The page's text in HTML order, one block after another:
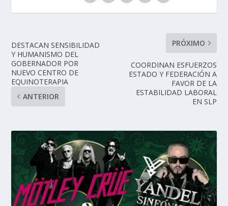
DESTACAN SENSIBILIDAD
Y HUMANISMO DEL
GOBERNADOR POR
NUEVO CENTRO DE
EQUINOTERAPIA
ANTERIOR
PRÓXIMO
COORDINAN ESFUERZOS
ESTADO Y FEDERACIÓN A
FAVOR DE LA
ESTABILIDAD LABORAL
EN SLP